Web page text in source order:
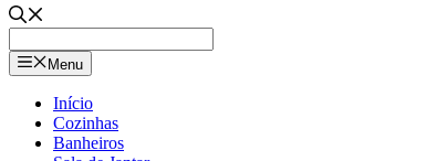
Menu
Início
Cozinhas
Banheiros